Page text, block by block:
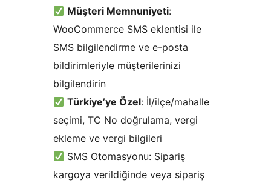
Müşteri Memnuniyeti:
WooCommerce SMS eklentisi ile
SMS bilgilendirme ve e-posta
bildirimleriyle müşterilerinizi
bilgilendirin
Türkiye’ye Özel: İl/ilçe/mahalle
seçimi, TC No doğrulama, vergi
ekleme ve vergi bilgileri
SMS Otomasyonu: Sipariş
kargoya verildiğinde veya sipariş